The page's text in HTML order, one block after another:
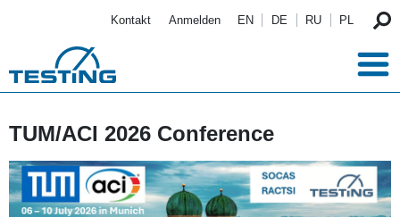
Kontakt Anmelden EN DE RU PL
TUM/ACI 2026 Conference